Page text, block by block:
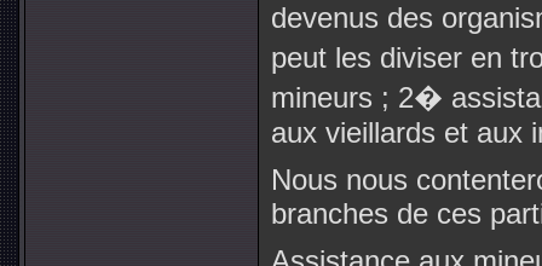
devenus des
peut les diviser en
mineurs ; 2�
aux vieillards et aux
Nous nous
branches de ces